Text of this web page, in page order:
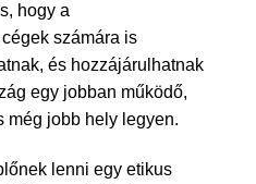
hogy a
számára is
és hozzájárulhatnak
egy jobban működő,
még jobb hely legyen.
lenni egy etikus